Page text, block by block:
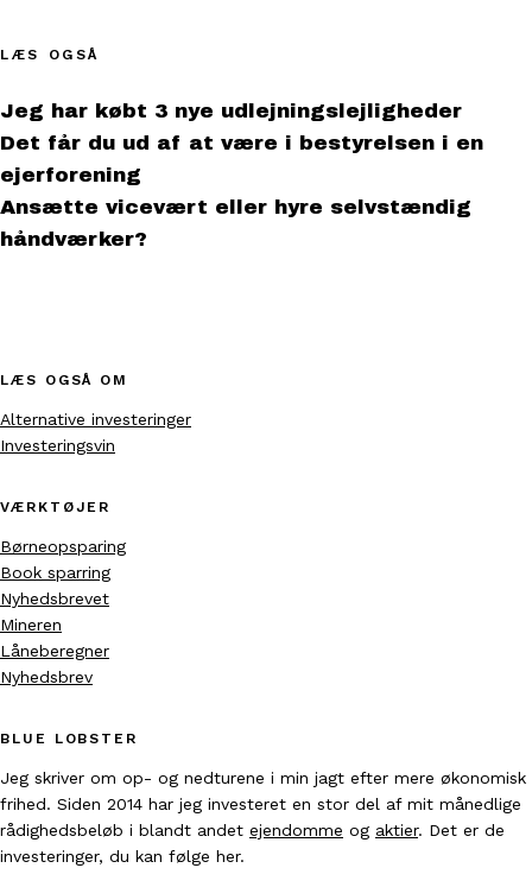
LÆS OGSÅ
Jeg har købt 3 nye udlejningslejligheder
Det får du ud af at være i bestyrelsen i en
ejerforening
Ansætte vicevært eller hyre selvstændig
håndværker?
LÆS OGSÅ OM
Alternative investeringer
Investeringsvin
VÆRKTØJER
Børneopsparing
Book sparring
Nyhedsbrevet
Mineren
Låneberegner
Nyhedsbrev
BLUE LOBSTER
Jeg skriver om op- og nedturene i min jagt efter mere økonomisk
frihed. Siden 2014 har jeg investeret en stor del af mit månedlige
rådighedsbeløb i blandt andet ejendomme og aktier. Det er de
investeringer, du kan følge her.